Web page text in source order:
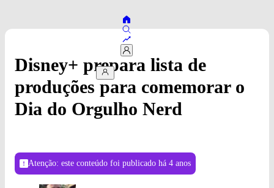
Disney+ prepara lista de
produções para comemorar o
Dia do Orgulho Nerd
Atenção: este conteúdo foi publicado há 4 anos